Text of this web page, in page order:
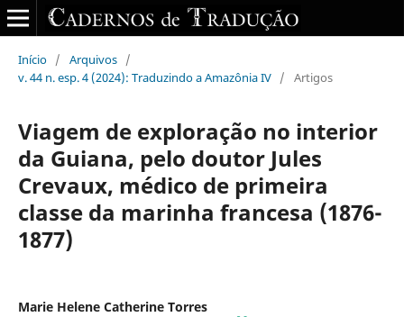
Início / Arquivos /
v. 44 n. esp. 4 (2024): Traduzindo a Amazônia IV / Artigos
Viagem de exploração no interior
da Guiana, pelo doutor Jules
Crevaux, médico de primeira
classe da marinha francesa (1876-
1877)
Marie Helene Catherine Torres